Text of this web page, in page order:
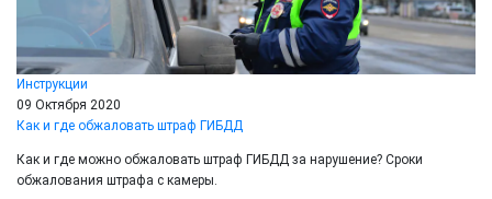
Инструкции
09 Октября 2020
Как и где обжаловать штраф ГИБДД
Как и где можно обжаловать штраф ГИБДД за нарушение? Сроки
обжалования штрафа с камеры.